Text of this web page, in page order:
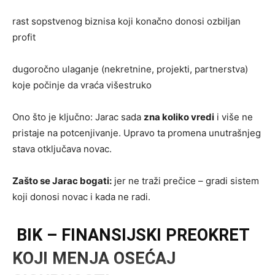
rast sopstvenog biznisa koji konačno donosi ozbiljan
profit
dugoročno ulaganje (nekretnine, projekti, partnerstva)
koje počinje da vraća višestruko
Ono što je ključno: Jarac sada zna koliko vredi i više ne
pristaje na potcenjivanje. Upravo ta promena unutrašnjeg
stava otključava novac.
Zašto se Jarac bogati: jer ne traži prečice – gradi sistem
koji donosi novac i kada ne radi.
BIK – FINANSIJSKI PREOKRET
KOJI MENJA OSEĆAJ